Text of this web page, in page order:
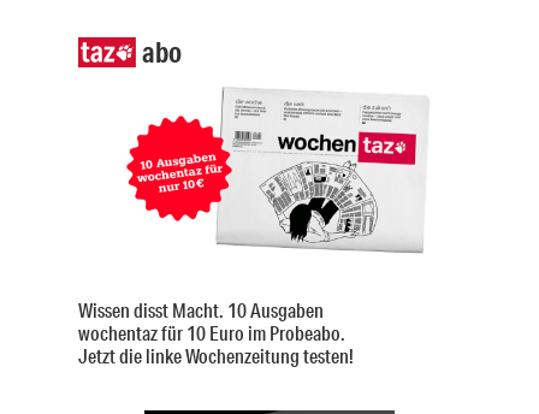
abo
Wissen disst Macht. 10 Ausgaben
wochentaz für 10 Euro im Probeabo.
Jetzt die linke Wochenzeitung testen!